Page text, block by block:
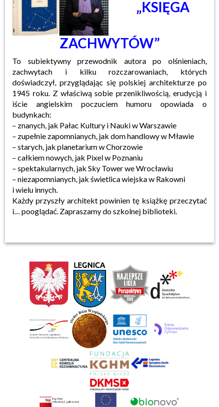
„KSIĘGA
ZACHWYTÓW”
To subiektywny przewodnik autora po olśnieniach,
zachwytach i kilku rozczarowaniach, których
doświadczył, przyglądając się polskiej architekturze po
1945 roku. Z właściwą sobie przenikliwością, erudycją i
iście angielskim poczuciem humoru opowiada o
budynkach:
– znanych, jak Pałac Kultury i Nauki w Warszawie
– zupełnie zapomnianych, jak dom handlowy w Mławie
– starych, jak planetarium w Chorzowie
– całkiem nowych, jak Pixel w Poznaniu
– spektakularnych, jak Sky Tower we Wrocławiu
– niezapomnianych, jak świetlica wiejska w Rakowni
i wielu innych.
Każdy przyszły architekt powinien tę książkę przeczytać
i… pooglądać. Zapraszamy do szkolnej biblioteki.